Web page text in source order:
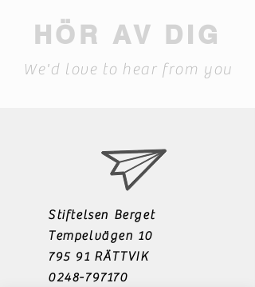
HÖR AV DIG
We'd love to hear from you
Stiftelsen Berget
Tempelvägen 10
795 91 RÄTTVIK
0248-797170